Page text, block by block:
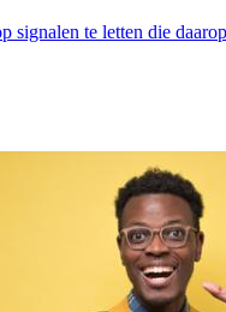
signalen te letten die